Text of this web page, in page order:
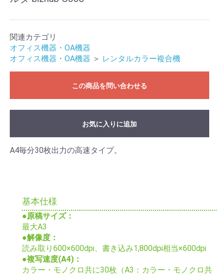
関連カテゴリ
オフィス機器・OA機器
オフィス機器・OA機器 ＞ レンタルカラー複合機
この商品を問い合わせる
お気に入りに追加
A4毎分30枚出力の高速タイプ。
基本仕様
●原稿サイズ：
最大A3
●解像度：
読み取り600×600dpi、書き込み1,800dpi相当×600dpi
●複写速度(A4)：
カラー・モノクロ共に30枚（A3：カラー・モノクロ共